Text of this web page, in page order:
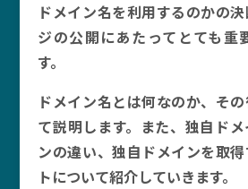
ドメイン名を利用するのかの
ジの公開にあたってとても重
す。
ドメイン名とは何なのか、そ
て説明します。また、独自ド
ンの違い、独自ドメインを取
トについて紹介していきます。